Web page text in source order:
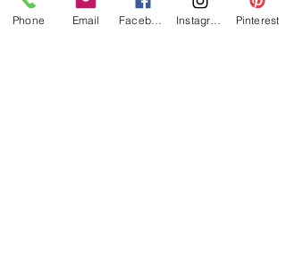
Phone Email Pinterest